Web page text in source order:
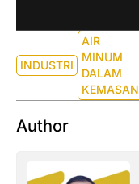
INDUSTRI
AIR
MINUM
DALAM
KEMASAN
Author